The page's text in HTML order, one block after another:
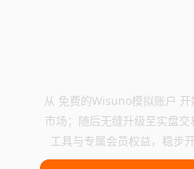
从 免费的Wisuno模拟账户
市场；随后无缝升级至实盘
工具与专属会员权益，稳步